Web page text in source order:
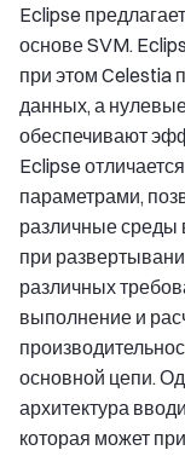
Eclipse
основе SVM.
при этом Celestia
данных, а
обеспечивают
Eclipse
параметрами,
различные среды
при
различных
выполнение и
основной цепи.
архитектура
которая может